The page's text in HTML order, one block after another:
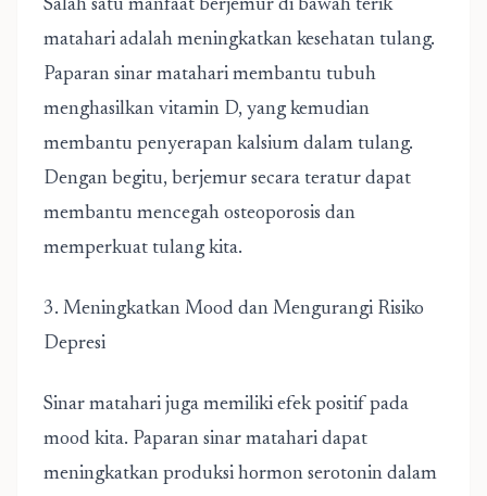
Salah satu manfaat berjemur di bawah terik
matahari adalah meningkatkan kesehatan tulang.
Paparan sinar matahari membantu tubuh
menghasilkan vitamin D, yang kemudian
membantu penyerapan kalsium dalam tulang.
Dengan begitu, berjemur secara teratur dapat
membantu mencegah osteoporosis dan
memperkuat tulang kita.
3. Meningkatkan Mood dan Mengurangi Risiko
Depresi
Sinar matahari juga memiliki efek positif pada
mood kita. Paparan sinar matahari dapat
meningkatkan produksi hormon serotonin dalam